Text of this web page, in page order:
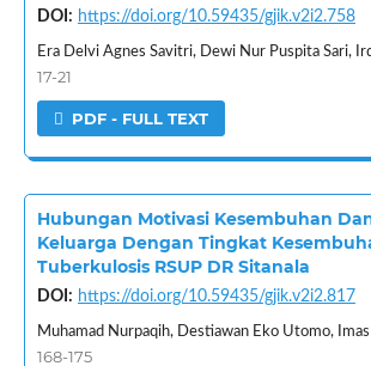
DOI: https://doi.org/10.59435/gjik.v2i2.758
Era Delvi Agnes Savitri, Dewi Nur Puspita Sari,
17-21
PDF - FULL TEXT
Hubungan Motivasi Kesembuhan
Keluarga Dengan Tingkat
Tuberkulosis RSUP DR Sitanala
DOI: https://doi.org/10.59435/gjik.v2i2.817
Muhamad Nurpaqih, Destiawan Eko Utomo,
168-175